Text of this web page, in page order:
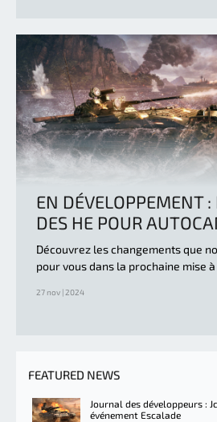
EN DÉVELOPPEMENT :
DES HE POUR
Découvrez les changements que
pour vous dans la prochaine mise
27 nov | 2024
FEATURED NEWS
Journal des développeurs :
événement Escalade